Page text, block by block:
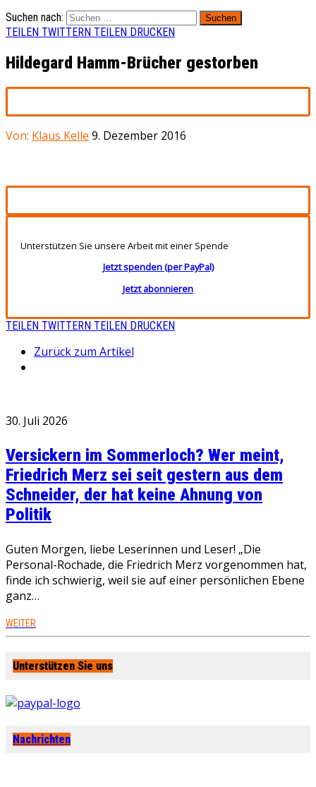
Suchen nach:
TEILEN TWITTERN TEILEN DRUCKEN
Hildegard Hamm-Brücher gestorben
Von: Klaus Kelle 9. Dezember 2016
Unterstützen Sie unsere Arbeit mit einer Spende
Jetzt spenden (per PayPal)
Jetzt abonnieren
TEILEN TWITTERN TEILEN DRUCKEN
Zurück zum Artikel
30. Juli 2026
Versickern im Sommerloch? Wer meint,
Friedrich Merz sei seit gestern aus dem
Schneider, der hat keine Ahnung von
Politik
Guten Morgen, liebe Leserinnen und Leser! „Die
Personal-Rochade, die Friedrich Merz vorgenommen hat,
finde ich schwierig, weil sie auf einer persönlichen Ebene
ganz…
WEITER
Unterstützen Sie uns
Nachrichten